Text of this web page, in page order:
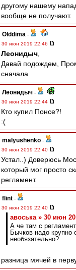
другому нашему
вообще не получают.
Olddima -
30 июн 2019 22:46
Леонидыч
Давай подождем,
сначала
Леонидыч -
30 июн 2019 22:44
Кто купил Понсе?!
:(
malyushenko -
30 июн 2019 22:40
Устал..) Доверюсь
который мог просто
регламент.
flint -
30 июн 2019 22:40
авоська » 30 июн
А че там с
Бычков надо крупно
необязательно?
разница мячей в